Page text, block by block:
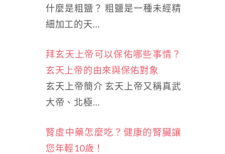
什麼是粗鹽？ 粗鹽是一種未經精
細加工的天…
拜玄天上帝可以保佑哪些事情？
玄天上帝的由來與保佑對象
玄天上帝簡介 玄天上帝又稱真武
大帝、北極…
腎虛中藥怎麼吃？健康的腎臟讓
您年輕10歲！